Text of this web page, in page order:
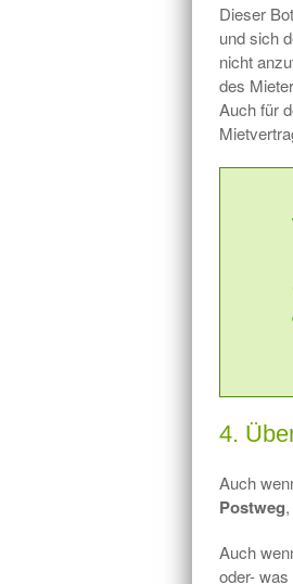
Dieser
und sich
nicht
des
Auch für
4.
Auch
Postweg
Auch
oder-